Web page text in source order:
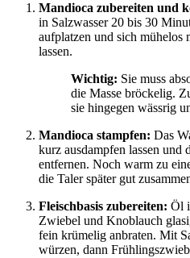
Mandioca zubereiten und
in Salzwasser 20 bis 30
aufplatzen und sich mühelos
lassen.
Wichtig: Sie muss
die Masse bröckelig.
sie hingegen wässrig
Mandioca stampfen: Das
kurz ausdampfen lassen und
entfernen. Noch warm zu
die Taler später gut
Fleischbasis zubereiten: Öl
Zwiebel und Knoblauch
fein krümelig anbraten. Mit
würzen, dann